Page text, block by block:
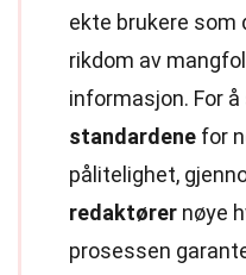
ekte brukere som
rikdom av
informasjon. For
standardene for
pålitelighet,
redaktører nøye
prosessen